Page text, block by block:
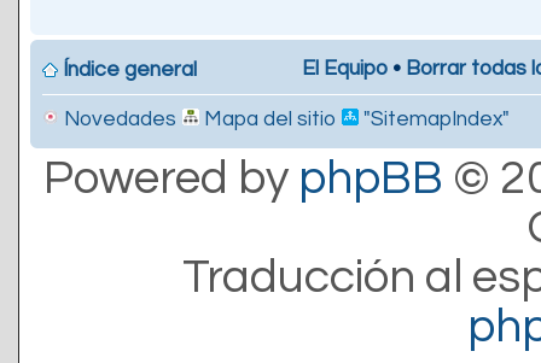
Índice general El Equipo • Borrar todas
Novedades Mapa del sitio "SitemapIndex"
Powered by phpBB ©
Traducción al